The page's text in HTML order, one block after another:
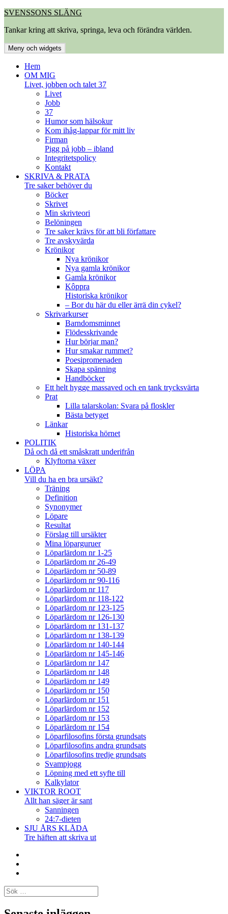
Hoppa
innehåll
SVENSSONS SLÄNG
Tankar kring att skriva, springa, leva och förändra världen.
Meny och widgets
Hem
OM MIG
Livet, jobben och talet 37
Livet
Jobb
37
Humor som hälsokur
Kom ihåg-lappar för mitt liv
Firman
Pigg på jobb – ibland
Integritetspolicy
Kontakt
SKRIVA & PRATA
Tre saker behöver du
Böcker
Skrivet
Min skrivteori
Belöningen
Tre saker krävs för att bli författare
Tre avskyvärda
Krönikor
Nya krönikor
Nya gamla krönikor
Gamla krönikor
Kôppra
Historiska krönikor
– Bor du här du eller ärrä din cykel?
Skrivarkurser
Barndomsminnet
Flödesskrivande
Hur börjar man?
Hur smakar rummet?
Poesipromenaden
Skapa spänning
Handböcker
Ett helt hygge massaved och en tank trycksvärta
Prat
Lilla talarskolan: Svara på floskler
Bästa betyget
Länkar
Historiska hörnet
POLITIK
Då och då ett småskratt underifrån
Klyftorna växer
LÖPA
Vill du ha en bra ursäkt?
Träning
Definition
Synonymer
Löpare
Resultat
Förslag till ursäkter
Mina löparguruer
Löparlärdom nr 1-25
Löparlärdom nr 26-49
Löparlärdom nr 50-89
Löparlärdom nr 90-116
Löparlärdom nr 117
Löparlärdom nr 118-122
Löparlärdom nr 123-125
Löparlärdom nr 126-130
Löparlärdom nr 131-137
Löparlärdom nr 138-139
Löparlärdom nr 140-144
Löparlärdom nr 145-146
Löparlärdom nr 147
Löparlärdom nr 148
Löparlärdom nr 149
Löparlärdom nr 150
Löparlärdom nr 151
Löparlärdom nr 152
Löparlärdom nr 153
Löparlärdom nr 154
Löparfilosofins första grundsats
Löparfilosofins andra grundsats
Löparfilosofins tredje grundsats
Svampjogg
Löpning med ett syfte till
Kalkylator
VIKTOR ROOT
Allt han säger är sant
Sanningen
24:7-dieten
SJU ÅRS KLÅDA
Tre häften att skriva ut
Sök
efter: